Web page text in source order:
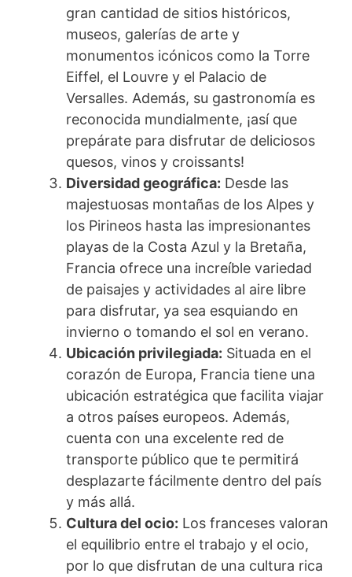
gran cantidad de sitios históricos,
museos, galerías de arte y
monumentos icónicos como la Torre
Eiffel, el Louvre y el Palacio de
Versalles. Además, su gastronomía es
reconocida mundialmente, ¡así que
prepárate para disfrutar de deliciosos
quesos, vinos y croissants!
Diversidad geográfica: Desde las
majestuosas montañas de los Alpes y
los Pirineos hasta las impresionantes
playas de la Costa Azul y la Bretaña,
Francia ofrece una increíble variedad
de paisajes y actividades al aire libre
para disfrutar, ya sea esquiando en
invierno o tomando el sol en verano.
Ubicación privilegiada: Situada en el
corazón de Europa, Francia tiene una
ubicación estratégica que facilita viajar
a otros países europeos. Además,
cuenta con una excelente red de
transporte público que te permitirá
desplazarte fácilmente dentro del país
y más allá.
Cultura del ocio: Los franceses valoran
el equilibrio entre el trabajo y el ocio,
por lo que disfrutan de una cultura rica